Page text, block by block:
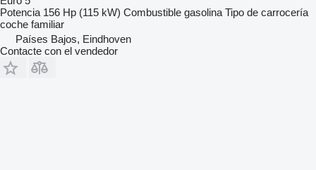
Potencia 156 Hp (115 kW) Combustible gasolina Tipo de carrocería
coche familiar
Países Bajos, Eindhoven
Contacte con el vendedor